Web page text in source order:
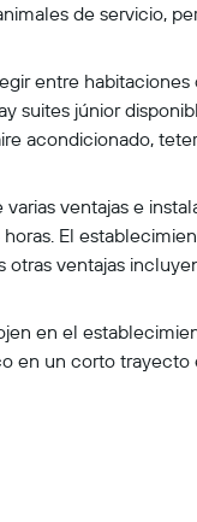
de servicio,
entre
suites júnior
acondicionado,
ventajas e
El
otras ventajas
en el
en un corto trayecto